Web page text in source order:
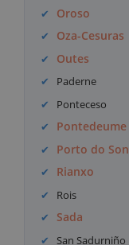
Oroso
Oza-Cesuras
Outes
Paderne
Ponteceso
Pontedeume
Porto do Son
Rianxo
Rois
Sada
San Sadurniño